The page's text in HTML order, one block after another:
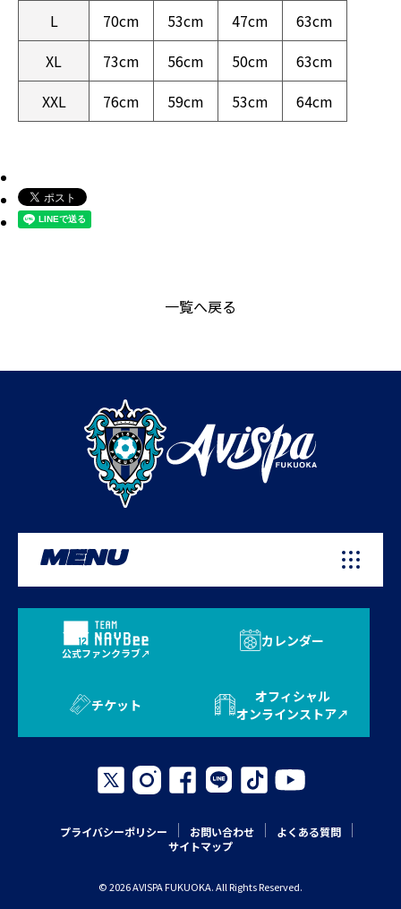
L
70cm 53cm 47cm
63cm
XL
73cm 56cm 50cm
63cm
XXL
76cm 59cm 53cm 64cm
一覧へ戻る
MENU
公式ファンクラブ
カレンダー
チケット
オフィシャル
オンラインストア
プライバシーポリシー お問い合わせ
よくある質問
サイトマップ
© 2026 AVISPA FUKUOKA. All Rights Reserved.